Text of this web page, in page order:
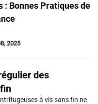
: Bonnes Pratiques de
2025
des
à vis sans fin ne